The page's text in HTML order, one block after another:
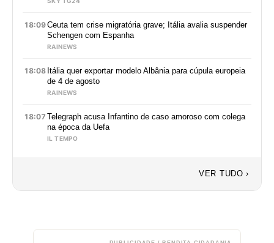
18:09Ceuta tem crise migratória grave; Itália avalia suspender
Schengen com Espanha
RAINEWS
18:08 Itália quer exportar modelo Albânia para cúpula europeia
de 4 de agosto
RAINEWS
18:07 Telegraph acusa Infantino de caso amoroso com colega
na época da Uefa
IL TEMPO
VER TUDO ›